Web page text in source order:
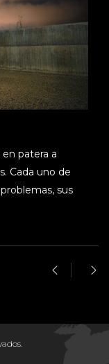
patera a
Cada uno de
sus